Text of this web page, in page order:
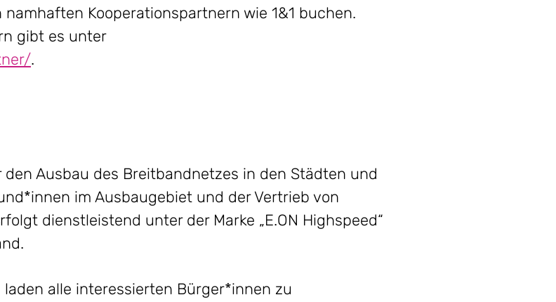
Kooperationspartnern wie 1&1 buchen.
gibt es unter
.
Ausbau des Breitbandnetzes in den Städten und
im Ausbaugebiet und der Vertrieb von
dienstleistend unter der Marke „E.ON Highspeed“
laden alle interessierten Bürger*innen zu